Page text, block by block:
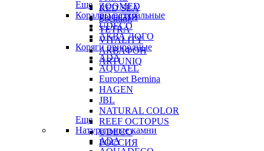
RED SEA
Sochting
TETRA
VITALITY
АКВАФОН
ARTUNIQ
ZOOMED
РОССИЯ
Еще
Кораллы натуральные
UDECO
АКВА ЛОГО
Коряги природные
ADA
AQUAEL
Europet Bernina
HAGEN
JBL
NATURAL COLOR
REEF OCTOPUS
UDECO
РОССИЯ
Еще
Натуральные камни
ADA